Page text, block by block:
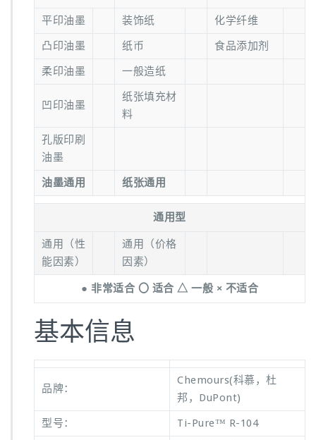
平印油墨 装饰纸
化学纤维
凸印油墨
纸币
食品添加剂
柔印油墨
一般造纸
凹印油墨
纸张填充材
料
孔版印刷
油墨
油墨通用
纸张通用
通用型
通用（性
能因素）
通用（价格
因素）
● 非常适合 〇 适合 △ 一般 × 不适合
基本信息
品牌：
Chemours(科慕，杜
邦，DuPont)
型号：
Ti-Pure™ R-104